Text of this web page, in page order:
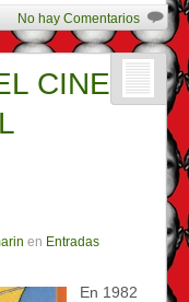
No hay Comentarios
CINE
en Entradas
En 1982